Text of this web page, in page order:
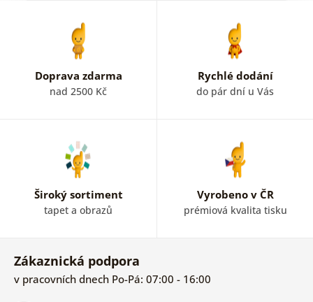
Doprava zdarma
nad 2500 Kč
Rychlé dodání
do pár dní u Vás
Široký sortiment
tapet a obrazů
Vyrobeno v ČR
prémiová kvalita tisku
Zákaznická podpora
v pracovních dnech Po-Pá: 07:00 - 16:00